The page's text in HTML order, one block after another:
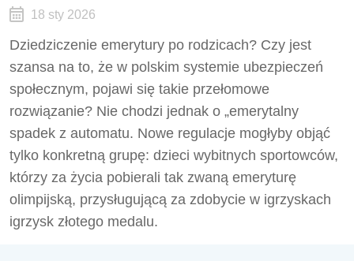
18 sty 2026
Dziedziczenie emerytury po rodzicach? Czy jest
szansa na to, że w polskim systemie ubezpieczeń
społecznym, pojawi się takie przełomowe
rozwiązanie? Nie chodzi jednak o „emerytalny
spadek z automatu. Nowe regulacje mogłyby objąć
tylko konkretną grupę: dzieci wybitnych sportowców,
którzy za życia pobierali tak zwaną emeryturę
olimpijską, przysługującą za zdobycie w igrzyskach
igrzysk złotego medalu.